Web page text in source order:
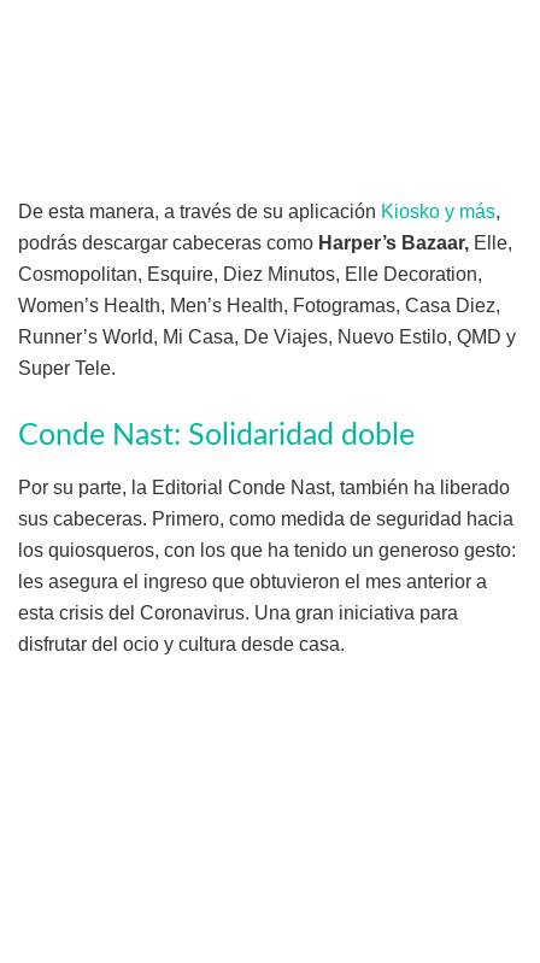
De esta manera, a través de su aplicación Kiosko y más,
podrás descargar cabeceras como Harper’s Bazaar, Elle,
Cosmopolitan, Esquire, Diez Minutos, Elle Decoration,
Women’s Health, Men’s Health, Fotogramas, Casa Diez,
Runner’s World, Mi Casa, De Viajes, Nuevo Estilo, QMD y
Super Tele.
Conde Nast: Solidaridad doble
Por su parte, la Editorial Conde Nast, también ha liberado
sus cabeceras. Primero, como medida de seguridad hacia
los quiosqueros, con los que ha tenido un generoso gesto:
les asegura el ingreso que obtuvieron el mes anterior a
esta crisis del Coronavirus. Una gran iniciativa para
disfrutar del ocio y cultura desde casa.